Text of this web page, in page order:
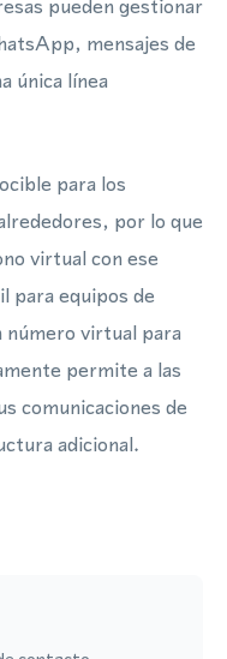
pueden gestionar
mensajes de
única línea
para los
por lo que
virtual con ese
para equipos de
virtual para
permite a las
comunicaciones de
adicional.